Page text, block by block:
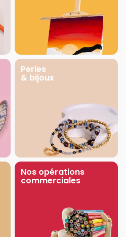
Perles
& bijoux
Nos opérations
commerciales